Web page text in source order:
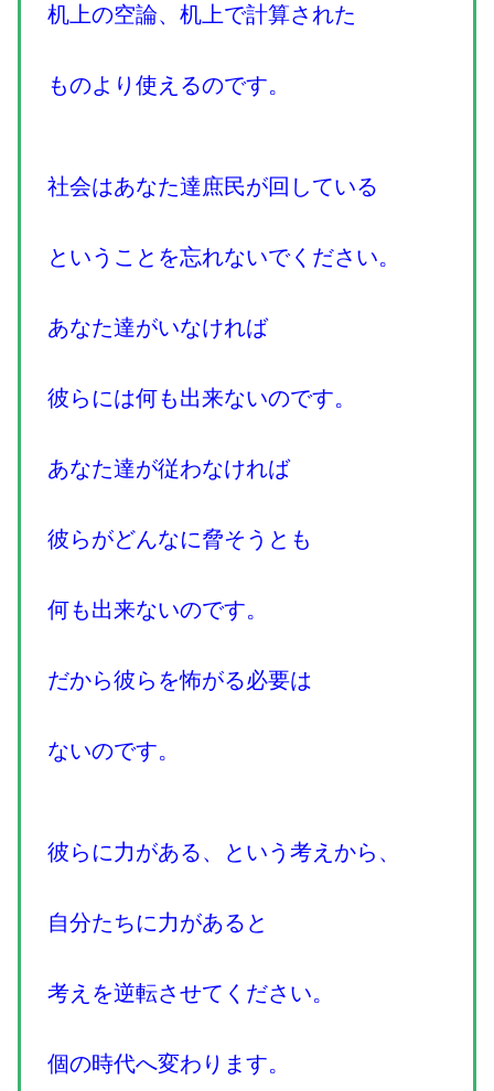
机上の空論、机上で計算された
ものより使えるのです。
社会はあなた達庶民が回している
ということを忘れないでください。
あなた達がいなければ
彼らには何も出来ないのです。
あなた達が従わなければ
彼らがどんなに脅そうとも
何も出来ないのです。
だから彼らを怖がる必要は
ないのです。
彼らに力がある、という考えから、
自分たちに力があると
考えを逆転させてください。
個の時代へ変わります。